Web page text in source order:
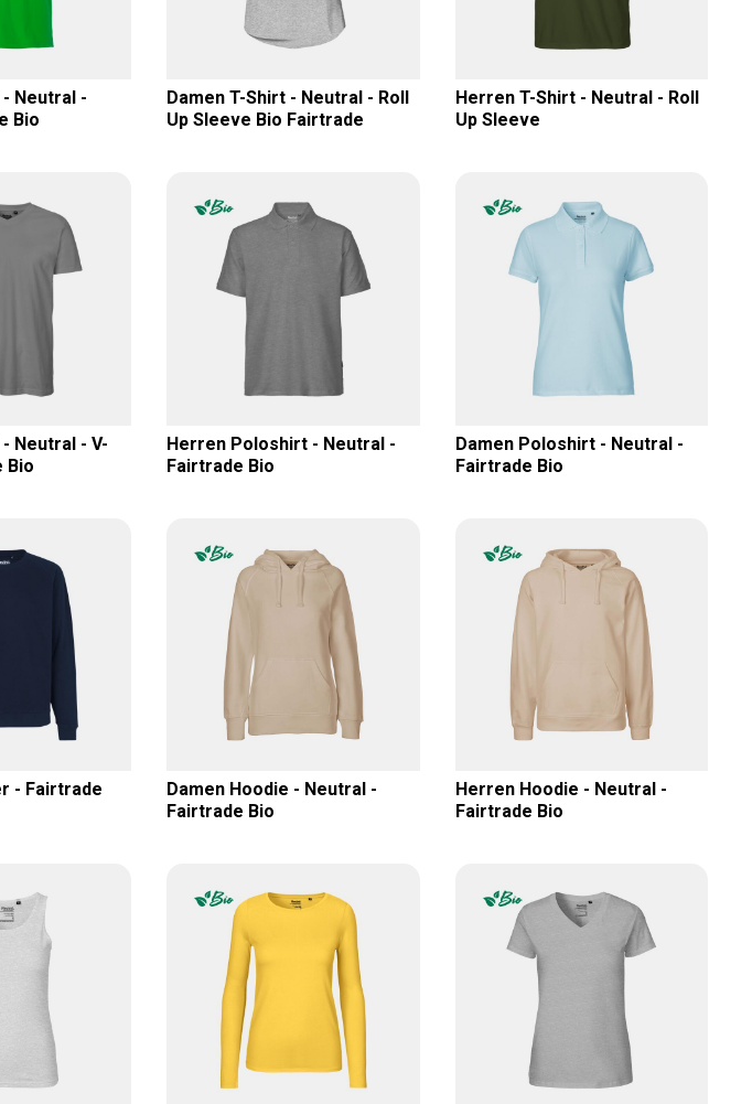
Neutral -
Bio
Damen T-Shirt - Neutral - Roll
Up Sleeve Bio Fairtrade
Herren T-Shirt - Neutral - Roll
Up Sleeve
Neutral - V-
Bio
Herren Poloshirt - Neutral -
Fairtrade Bio
Damen Poloshirt - Neutral -
Fairtrade Bio
- Fairtrade
Damen Hoodie - Neutral -
Fairtrade Bio
Herren Hoodie - Neutral -
Fairtrade Bio